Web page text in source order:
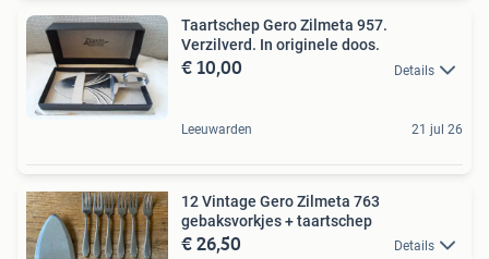
Taartschep Gero Zilmeta 957.
Verzilverd. In originele doos.
€ 10,00 Details
Leeuwarden 21 jul 26
12 Vintage Gero Zilmeta 763
gebaksvorkjes + taartschep
€ 26,50 Details